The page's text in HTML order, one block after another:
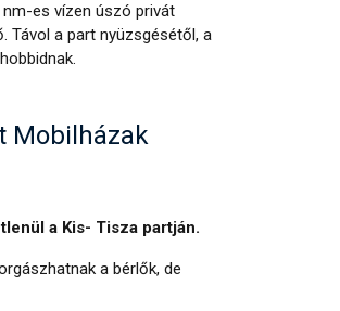
es vízen úszó privát
Távol a part nyüzsgésétől, a
Mobilházak
a Kis- Tisza partján.
a bérlők, de